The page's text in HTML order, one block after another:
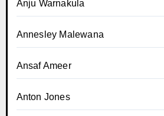
Anju Warnakula
Annesley Malewana
Ansaf Ameer
Anton Jones